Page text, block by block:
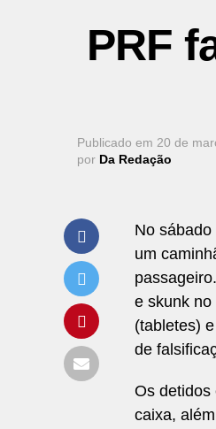
PRF
Publicado em 20 de
por Da Redação
No
um
e skunk
(tabletes)
de
Os detidos
caixa,